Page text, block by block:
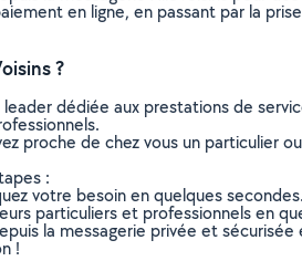
en ligne, en passant par la
?
leader dédiée aux prestations de
proche de chez vous un particulier
:
votre besoin en quelques secondes.
particuliers et professionnels en
la messagerie privée et
!